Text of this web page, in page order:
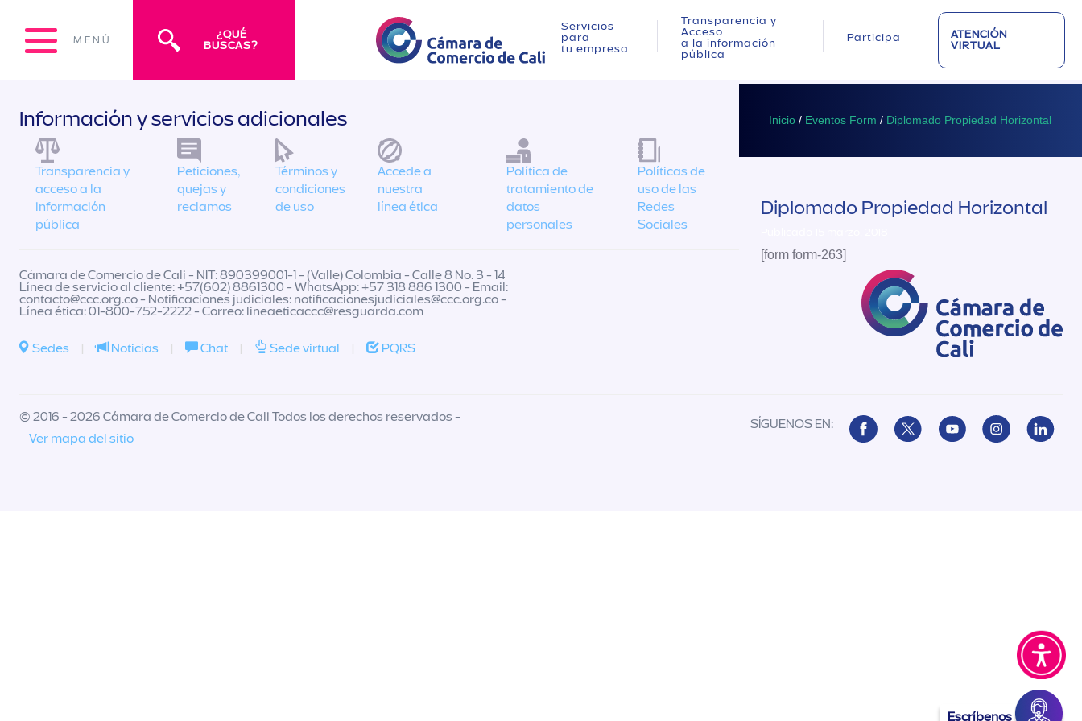
MENÚ
¿QUÉ
BUSCAS?
Servicios
para
tu empresa
Transparencia y
Acceso
a la información
pública
Participa
ATENCIÓN
VIRTUAL
Inicio / Eventos Form / Diplomado Propiedad Horizontal
Diplomado Propiedad Horizontal
[form form-263]
Escríbenos
Información y servicios adicionales
Transparencia y
acceso a la
información
pública
Peticiones,
quejas y
reclamos
Términos y
condiciones
de uso
Accede a
nuestra
línea ética
Política de
tratamiento de
datos
personales
Políticas de
uso de las
Redes
Sociales
Cámara de Comercio de Cali - NIT: 890399001-1 - (Valle) Colombia - Calle 8 No. 3 - 14
Línea de servicio al cliente: +57(602) 8861300 - WhatsApp: +57 318 886 1300 - Email:
contacto@ccc.org.co- Notificaciones judiciales: notificacionesjudiciales@ccc.org.co-
Línea ética: 01-800-752-2222 - Correo: lineaeticaccc@resguarda.com
Sedes | Noticias | Chat | Sede virtual | PQRS
© 2016 - 2026 Cámara de Comercio de Cali Todos los derechos reservados -
Ver mapa del sitio
SÍGUENOS EN: